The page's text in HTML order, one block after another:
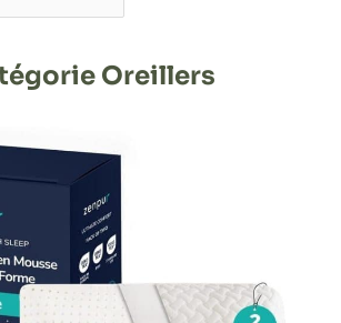
Oreillers